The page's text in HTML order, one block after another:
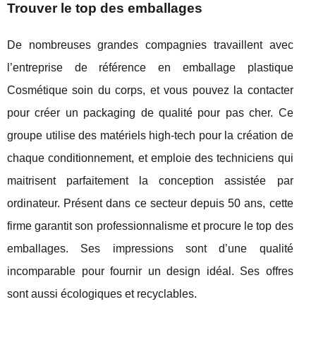
Trouver le top des emballages
De nombreuses grandes compagnies travaillent avec
l’entreprise de référence en emballage plastique
Cosmétique soin du corps, et vous pouvez la contacter
pour créer un packaging de qualité pour pas cher. Ce
groupe utilise des matériels high-tech pour la création de
chaque conditionnement, et emploie des techniciens qui
maitrisent parfaitement la conception assistée par
ordinateur. Présent dans ce secteur depuis 50 ans, cette
firme garantit son professionnalisme et procure le top des
emballages. Ses impressions sont d’une qualité
incomparable pour fournir un design idéal. Ses offres
sont aussi écologiques et recyclables.